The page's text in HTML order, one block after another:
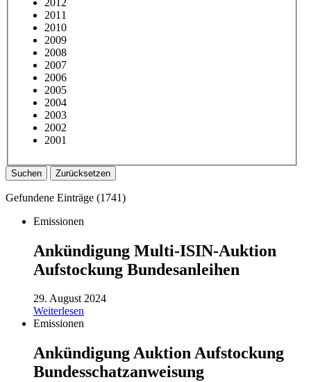
2011
2010
2009
2008
2007
2006
2005
2004
2003
2002
2001
Suchen Zurücksetzen
Gefundene Einträge (1741)
Emissionen
Ankündigung Multi-ISIN-Auktion
Aufstockung Bundesanleihen
29. August 2024
Weiterlesen
Emissionen
Ankündigung Auktion Aufstockung
Bundesschatzanweisung